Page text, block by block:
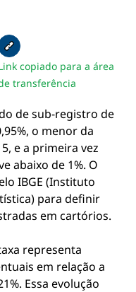
facebook
no twitterpelo email
Copiar link da notícia
copiado para a área
transferência
de sub-registro de
o menor da
e a primeira vez
abaixo de 1%. O
IBGE (Instituto
para definir
em cartórios.
representa
em relação a
Essa evolução